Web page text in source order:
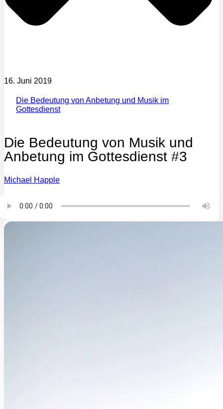
16. Juni 2019
Die Bedeutung von Anbetung und Musik im
Gottesdienst
Die Bedeutung von Musik und
Anbetung im Gottesdienst #3
Michael Happle